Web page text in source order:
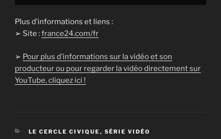
Plus d’informations et liens :
➢ Site :france24.com/fr
➢ Pour plus d’informations sur la vidéo et son
producteur ou pour regarder la vidéo directement sur
YouTube, cliquez ici !
CATÉGORIES
LE CERCLE CIVIQUE , SÉRIE VIDÉO